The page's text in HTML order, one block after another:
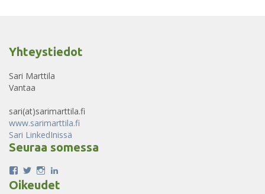
Yhteystiedot
Sari Marttila
Vantaa
sari(at)sarimarttila.fi
www.sarimarttila.fi
Sari LinkedInissä
Seuraa somessa
Näytä
sari.ojala.758:n
profiili
Näytä
Sari_Marttila:n
profiili
Näytä
sarinka80:n
profiiliprofiili
Oikeudet